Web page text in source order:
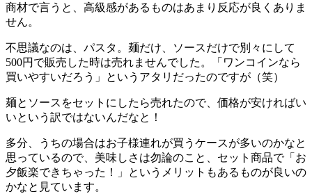
商材で言うと、高級感があるものはあまり反応が良くありま
せん。
不思議なのは、パスタ。麺だけ、ソースだけで別々にして
500円で販売した時は売れませんでした。「ワンコインなら
買いやすいだろう」というアタリだったのですが（笑）
麺とソースをセットにしたら売れたので、価格が安ければい
いという訳ではないんだなと！
多分、うちの場合はお子様連れが買うケースが多いのかなと
思っているので、美味しさは勿論のこと、セット商品で「お
夕飯楽できちゃった！」というメリットもあるものが良いの
かなと見ています。